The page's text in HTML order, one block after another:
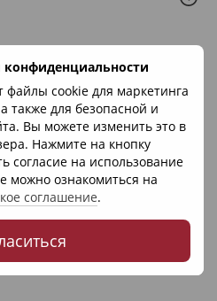
файлы cookie для маркетинга
также для безопасной и
Вы можете изменить это в
Нажмите на кнопку
согласие на использование
можно ознакомиться на
соглашение.